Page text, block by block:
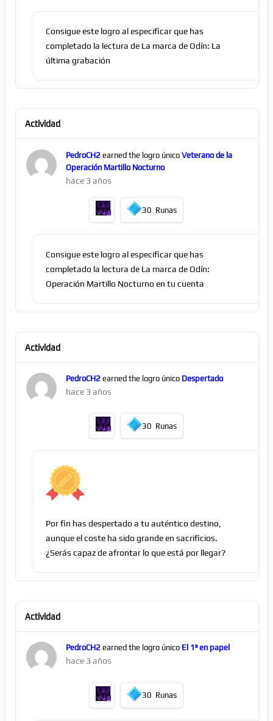
Consigue este logro al especificar que has
completado la lectura de La marca de Odín: La
última grabación
Actividad
PedroCH2earned the logro único Veterano de la
Operación Martillo Nocturno
hace 3 años
30 Runas
Consigue este logro al especificar que has
completado la lectura de La marca de Odín:
Operación Martillo Nocturno en tu cuenta
Actividad
PedroCH2earned the logro único Despertado
hace 3 años
30 Runas
Por fin has despertado a tu auténtico destino,
aunque el coste ha sido grande en sacrificios.
¿Serás capaz de afrontar lo que está por llegar?
Actividad
PedroCH2earned the logro único El 1º en papel
hace 3 años
30 Runas